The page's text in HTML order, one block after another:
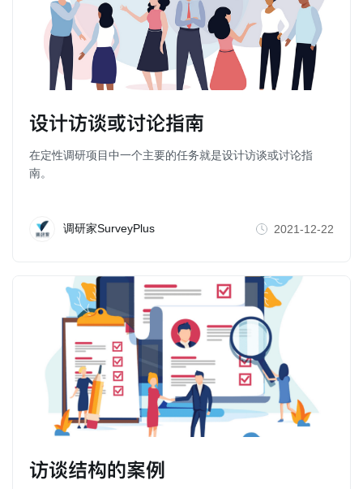
设计访谈或讨论指南
在定性调研项目中一个主要的任务就是设计访谈或讨论指
南。
调研家SurveyPlus 2021-12-22
访谈结构的案例